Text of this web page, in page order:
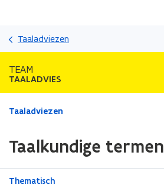
Taaladviezen
TEAM
TAALADVIES
Gedaan
zich
op:
Taaladviezen
Taalkundige termen
Thematisch